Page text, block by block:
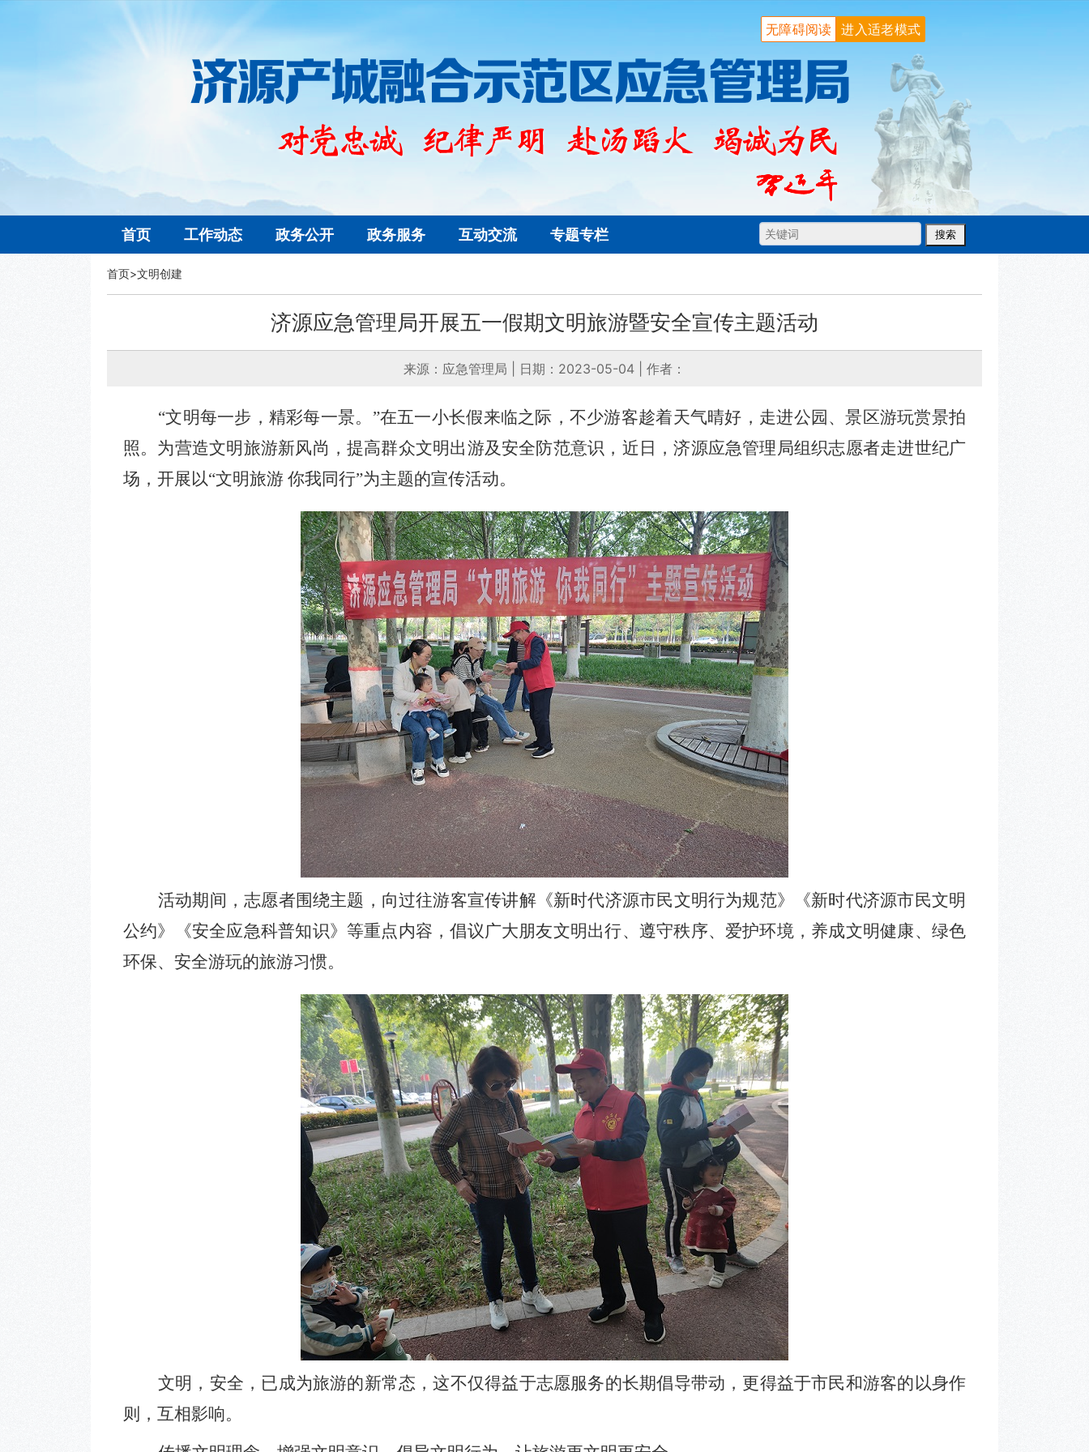
进入适老模式
无障碍阅读
首页 工作动态 政务公开 政务服务 互动交流 专题专栏
首页>文明创建
济源应急管理局开展五一假期文明旅游暨安全宣传主题活动
来源：应急管理局 日期：2023-05-04 作者：
“文明每一步，精彩每一景。”在五一小长假来临之际，不少游客趁着天气晴好，走进公园、景区游玩赏景拍
照。为营造文明旅游新风尚，提高群众文明出游及安全防范意识，近日，济源应急管理局组织志愿者走进世纪广
场，开展以“文明旅游 你我同行”为主题的宣传活动。
活动期间，志愿者围绕主题，向过往游客宣传讲解《新时代济源市民文明行为规范》《新时代济源市民文明
公约》《安全应急科普知识》等重点内容，倡议广大朋友文明出行、遵守秩序、爱护环境，养成文明健康、绿色
环保、安全游玩的旅游习惯。
文明，安全，已成为旅游的新常态，这不仅得益于志愿服务的长期倡导带动，更得益于市民和游客的以身作
则，互相影响。